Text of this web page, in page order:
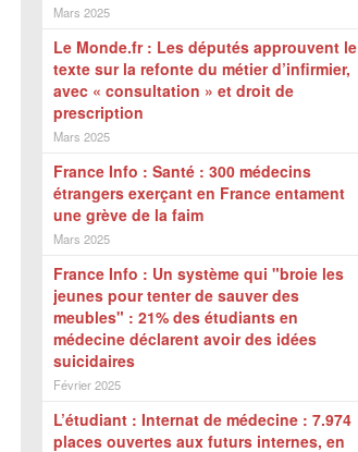
Mars 2025
Le Monde.fr : Les députés approuvent le
texte sur la refonte du métier d’infirmier,
avec « consultation » et droit de
prescription
Mars 2025
France Info : Santé : 300 médecins
étrangers exerçant en France entament
une grève de la faim
Mars 2025
France Info : Un système qui "broie les
jeunes pour tenter de sauver des
meubles" : 21% des étudiants en
médecine déclarent avoir des idées
suicidaires
Février 2025
L’étudiant : Internat de médecine : 7.974
places ouvertes aux futurs internes, en